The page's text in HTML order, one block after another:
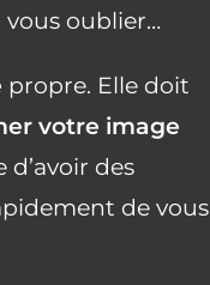
vous oublier…
propre. Elle doit
votre image
des
de vous